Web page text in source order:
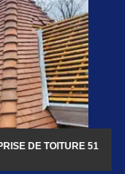
DE TOITURE 51